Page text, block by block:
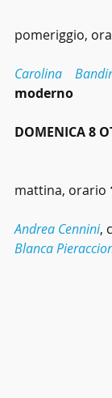
pomeriggio,
Carolina
moderno
DOMENICA 8
mattina, orario
Andrea Cennini,
Blanca